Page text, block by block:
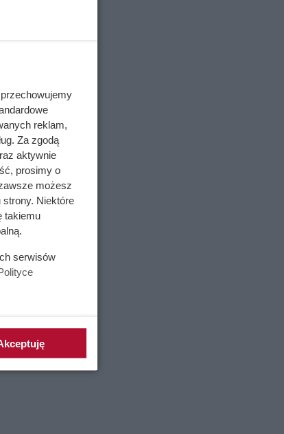
reklam,
Za zgodą
aktywnie
prosimy o
możesz
Niektóre
takiemu
serwisów